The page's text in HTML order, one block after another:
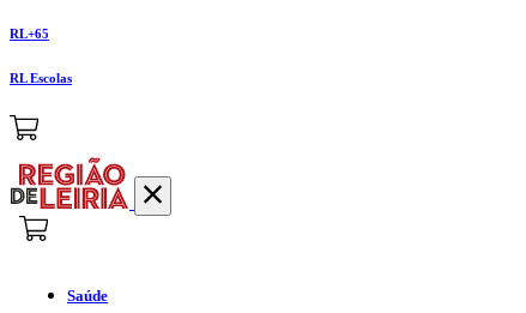
RL+65
RL Escolas
Saúde